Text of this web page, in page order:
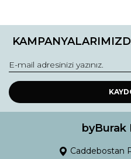
konularda yetersiz
Görüş ve önerileriniz için
Ürün resmi kalitesiz, bozuk
Ürün açıklamasında eksik
Ürün fiyatı diğer sitelerden
byBurak
Caddebostan